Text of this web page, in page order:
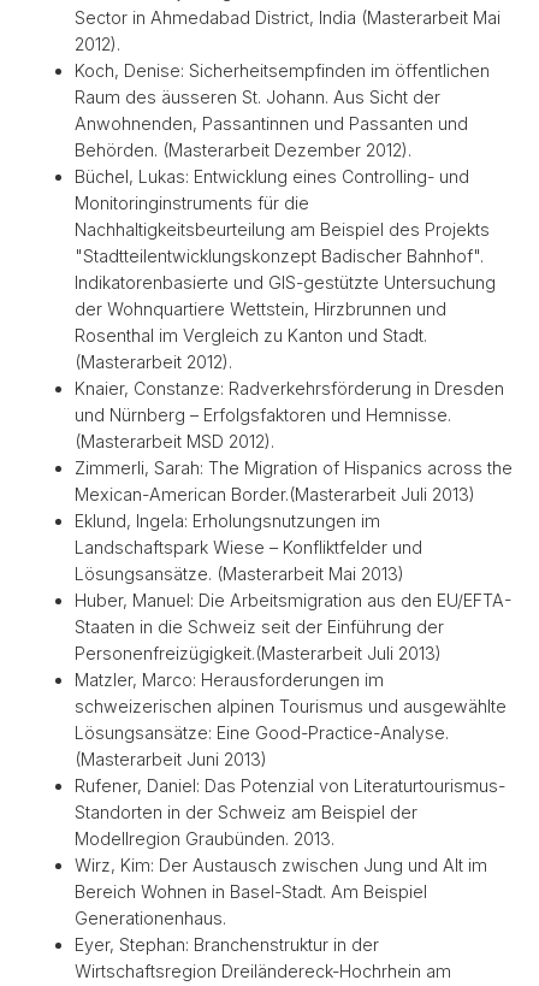
Sector in Ahmedabad District, India (Masterarbeit Mai
2012).
Koch, Denise: Sicherheitsempfinden im öffentlichen
Raum des äusseren St. Johann. Aus Sicht der
Anwohnenden, Passantinnen und Passanten und
Behörden. (Masterarbeit Dezember 2012).
Büchel, Lukas: Entwicklung eines Controlling- und
Monitoringinstruments für die
Nachhaltigkeitsbeurteilung am Beispiel des Projekts
"Stadtteilentwicklungskonzept Badischer Bahnhof".
Indikatorenbasierte und GIS-gestützte Untersuchung
der Wohnquartiere Wettstein, Hirzbrunnen und
Rosenthal im Vergleich zu Kanton und Stadt.
(Masterarbeit 2012).
Knaier, Constanze: Radverkehrsförderung in Dresden
und Nürnberg – Erfolgsfaktoren und Hemnisse.
(Masterarbeit MSD 2012).
Zimmerli, Sarah: The Migration of Hispanics across the
Mexican-American Border.(Masterarbeit Juli 2013)
Eklund, Ingela: Erholungsnutzungen im
Landschaftspark Wiese – Konfliktfelder und
Lösungsansätze. (Masterarbeit Mai 2013)
Huber, Manuel: Die Arbeitsmigration aus den EU/EFTA-
Staaten in die Schweiz seit der Einführung der
Personenfreizügigkeit.(Masterarbeit Juli 2013)
Matzler, Marco: Herausforderungen im
schweizerischen alpinen Tourismus und ausgewählte
Lösungsansätze: Eine Good-Practice-Analyse.
(Masterarbeit Juni 2013)
Rufener, Daniel: Das Potenzial von Literaturtourismus-
Standorten in der Schweiz am Beispiel der
Modellregion Graubünden. 2013.
Wirz, Kim: Der Austausch zwischen Jung und Alt im
Bereich Wohnen in Basel-Stadt. Am Beispiel
Generationenhaus.
Eyer, Stephan: Branchenstruktur in der
Wirtschaftsregion Dreiländereck-Hochrhein am